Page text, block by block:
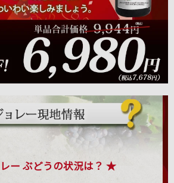
ー ぶどうの状況は？ ★